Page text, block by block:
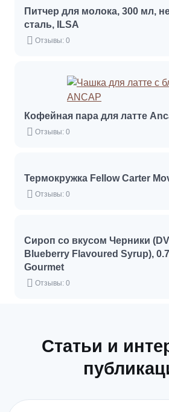
Питчер для молока, 300 мл,
сталь, ILSA
Отзывы: 0
Кофейная пара для латте
Отзывы: 0
Термокружка Fellow Carter
Отзывы: 0
Сироп со вкусом Черники
Blueberry Flavoured Syrup),
Gourmet
Отзывы: 0
Статьи и